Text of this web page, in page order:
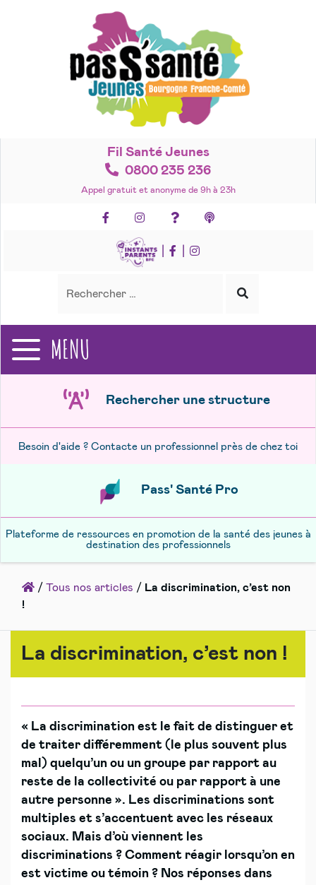
Fil Santé Jeunes
0800 235 236
Appel gratuit et anonyme de 9h à 23h
FacebookInstagramFoire aux questions
Lancer
recherche
MENU
Rechercher une structure
Besoin d'aide ? Contacte un professionnel près de chez toi
Pass' Santé Pro
Plateforme de ressources en promotion de la santé des jeunes à
destination des professionnels
Accueil
/ Tous nos articles / La discrimination, c’est non
!
La discrimination, c’est non !
« La discrimination est le fait de distinguer et
de traiter différemment (le plus souvent plus
mal) quelqu’un ou un groupe par rapport au
reste de la collectivité ou par rapport à une
autre personne ». Les discriminations sont
multiples et s’accentuent avec les réseaux
sociaux. Mais d’où viennent les
discriminations ? Comment réagir lorsqu’on en
est victime ou témoin ? Nos réponses dans